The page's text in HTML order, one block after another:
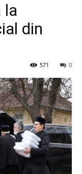
la
din
0
571